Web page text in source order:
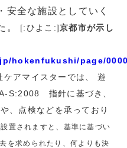
安全な施設としていく
。 [:ひよこ:]京都市が示し
hokenfukushi/page/
アマイスターでは、 遊
S:2008 指針に基づき、
、点検などを承っており
置されますと、基準に基づい
を求められたり、何よりも決